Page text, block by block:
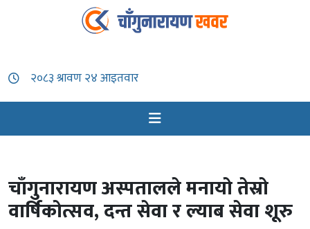
चाँगुनारायण अस्पतालले मनायो तेस्रो
वार्षिकोत्सव, दन्त सेवा र ल्याब सेवा शूरु